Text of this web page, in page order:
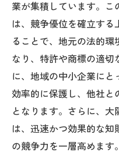
業が集積しています。こ
は、競争優位を確立する
ることで、地元の法的環
なり、特許や商標の適
に、地域の中小企業にと
効率的に保護し、他社と
となります。さらに、
は、迅速かつ効果的な知
の競争力を一層高めます。